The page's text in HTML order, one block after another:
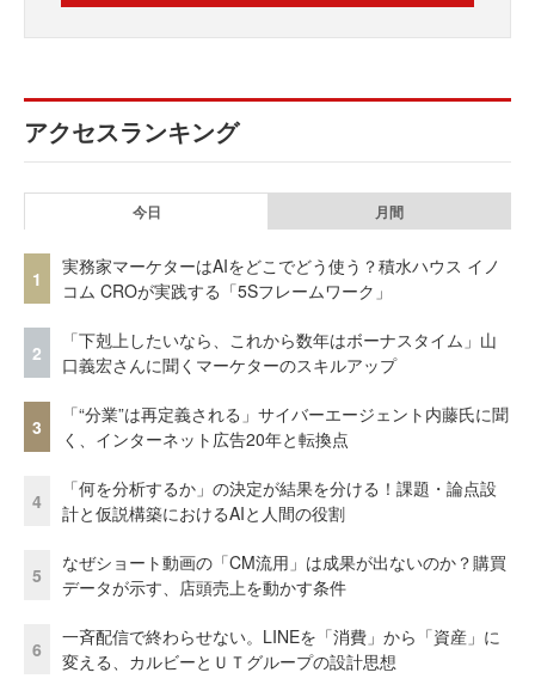
アクセスランキング
今日 月間
1
実務家マーケターはAIをどこでどう使う？積水ハウス イノ
コム CROが実践する「5Sフレームワーク」
2
「下剋上したいなら、これから数年はボーナスタイム」山
口義宏さんに聞くマーケターのスキルアップ
3
「“分業”は再定義される」サイバーエージェント内藤氏に聞
く、インターネット広告20年と転換点
4
「何を分析するか」の決定が結果を分ける！課題・論点設
計と仮説構築におけるAIと人間の役割
5
なぜショート動画の「CM流用」は成果が出ないのか？購買
データが示す、店頭売上を動かす条件
6
一斉配信で終わらせない。LINEを「消費」から「資産」に
変える、カルビーとＵＴグループの設計思想